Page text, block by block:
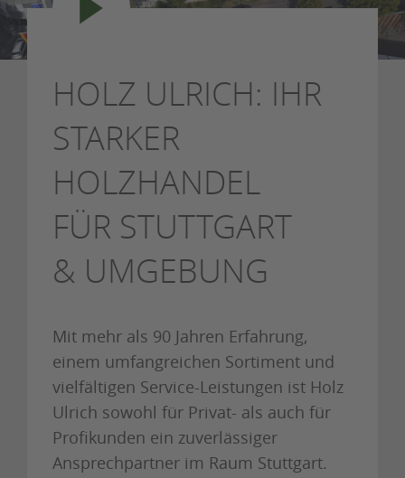
HOLZ ULRICH: IHR
STARKER
HOLZHANDEL
FÜR STUTTGART
& UMGEBUNG
Mit mehr als 90 Jahren Erfahrung,
einem umfangreichen Sortiment und
vielfältigen Service-Leistungen ist Holz
Ulrich sowohl für Privat- als auch für
Profikunden ein zuverlässiger
Ansprechpartner im Raum Stuttgart.